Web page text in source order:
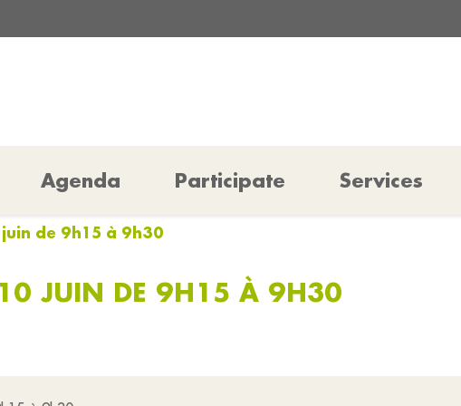
Agenda Participate Services
de 9h15 à 9h30
10 JUIN DE 9H15 À 9H30